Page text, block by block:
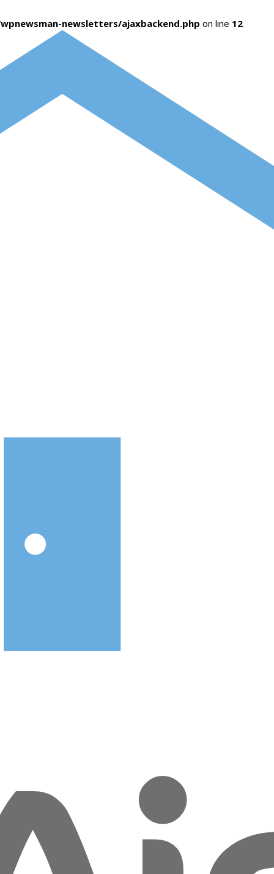
newsletters/ajaxbackend.php on line 12